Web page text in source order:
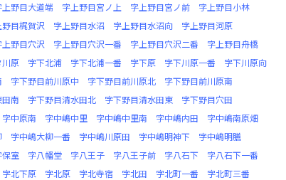
上野目大道端 字上野目宮ノ上 字上野目宮ノ前
字上野目小林
野目梶賀沢 字上野目水沼 字上野目水沼向
字上野目河原
上野目穴沢 字上野目穴沢一番 字上野目穴沢二番
字上野目舟橋
川原 字下北浦 字下北浦一番 字下原 字下川原一番
字下川原向
字下野目前川原中 字下野目前川原北
字下野目前川原南
南 字下野目清水田北 字下野目清水田東
字下野目穴田
字中原南 字中嶋中里 字中嶋中里南 字中嶋内田
字中嶋南原畑
字中嶋大柳一番 字中嶋川原田 字中嶋明神下
字中嶋明膳
保室 字八幡堂 字八王子 字八王子前 字八石下
字八石下一番
字北下原 字北原 字北寺宿 字北田 字北町一番
字北町三番